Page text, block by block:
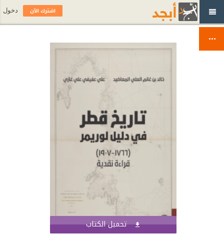
تحميل الكتاب
اشترك الآن دخول